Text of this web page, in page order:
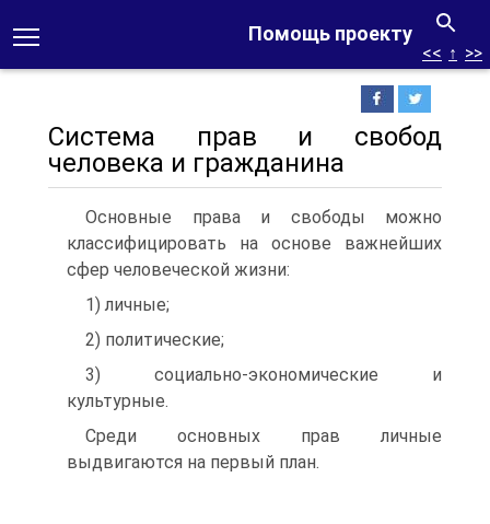
Помощь проекту
<< ↑ >>
Система прав и свобод
человека и гражданина
Основные права и свободы можно
классифицировать на основе важнейших
сфер человеческой жизни:
1) личные;
2) политические;
3) социально-экономические и
культурные.
Среди основных прав личные
выдвигаются на первый план.